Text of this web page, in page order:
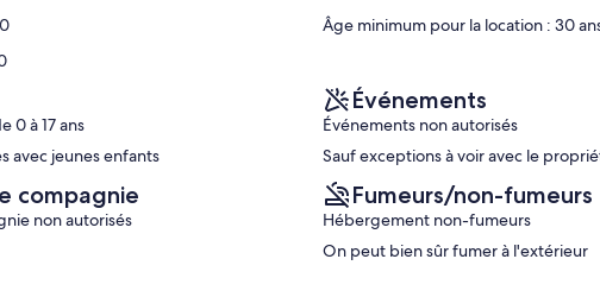
Âge minimum pour la location : 30
0 à 17 ans
avec jeunes enfants
Événements
Événements non autorisés
Sauf exceptions à voir avec le
compagnie
non autorisés
Fumeurs/non-fumeurs
Hébergement non-fumeurs
On peut bien sûr fumer à l'extérieur